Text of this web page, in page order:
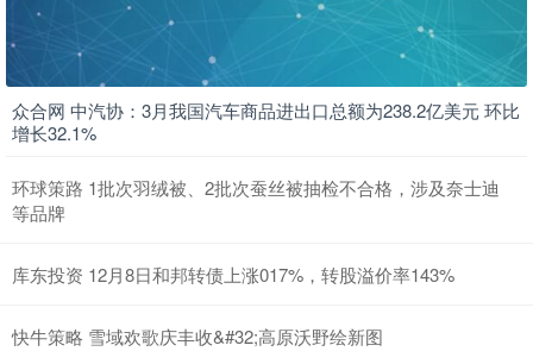
众合网 中汽协：3月我国汽车商品进出口总额为238.2亿美元 环比
增长32.1%
环球策路 1批次羽绒被、2批次蚕丝被抽检不合格，涉及奈士迪
等品牌
库东投资 12月8日和邦转债上涨017%，转股溢价率143%
快牛策略 雪域欢歌庆丰收&#32;高原沃野绘新图